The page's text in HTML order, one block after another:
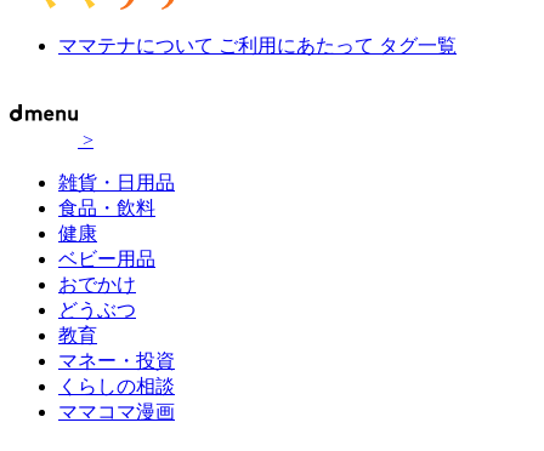
ママテナについて ご利用にあたって タグ一覧
>
雑貨・日用品
食品・飲料
健康
ベビー用品
おでかけ
どうぶつ
教育
マネー・投資
くらしの相談
ママコマ漫画